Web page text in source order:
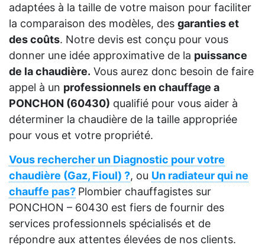
adaptées à la taille de votre maison pour faciliter
la comparaison des modèles, des garanties et
des coûts. Notre devis est conçu pour vous
donner une idée approximative de la puissance
de la chaudière. Vous aurez donc besoin de faire
appel à un professionnels en chauffage a
PONCHON (60430) qualifié pour vous aider à
déterminer la chaudière de la taille appropriée
pour vous et votre propriété.
Vous rechercher un Diagnostic pour votre
chaudière (Gaz, Fioul) ?, ou Un radiateur qui ne
chauffe pas? Plombier chauffagistes sur
PONCHON – 60430 est fiers de fournir des
services professionnels spécialisés et de
répondre aux attentes élevées de nos clients.